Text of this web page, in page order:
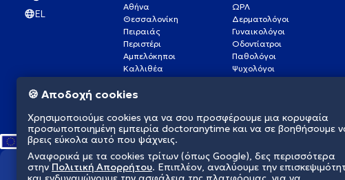
EL
Αθήνα
Θεσσαλονίκη
Πειραιάς
Περιστέρι
Αμπελόκηποι
Καλλιθέα
Πάτρα
Γλυφάδα
Νέα Σμύρνη
ΩΡΛ
Δερματολόγοι
Γυναικολόγοι
Οδοντίατροι
Παθολόγοι
Ψυχολόγοι
Οφθαλμίατροι
Καρδιολόγοι
Διαμορφώνουμε το μέλλον της
🍪 Αποδοχή cookies
Χρησιμοποιούμε cookies για να σου προσφέρουμε μια κορυφαία
προσωποποιημένη εμπειρία doctoranytime και να σε βοηθήσουμε
βρεις εύκολα αυτό που ψάχνεις.
Αναφορικά με τα cookies τρίτων (όπως Google), δες περισσότερα
στην Πολιτική Απορρήτου. Επιπλέον, αναλύουμε την